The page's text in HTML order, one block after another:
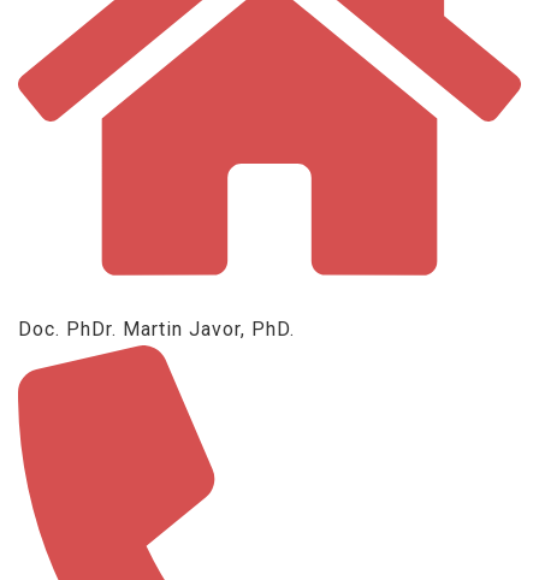
Doc. PhDr. Martin Javor, PhD.